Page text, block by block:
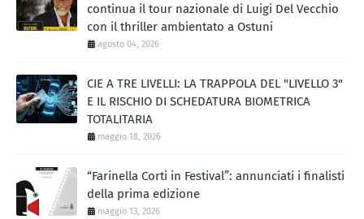
continua il tour nazionale di Luigi Del Vecchio
con il thriller ambientato a Ostuni
agosto 04, 2026
CIE A TRE LIVELLI: LA TRAPPOLA DEL "LIVELLO 3"
E IL RISCHIO DI SCHEDATURA BIOMETRICA
TOTALITARIA
maggio 18, 2026
“Farinella Corti in Festival”: annunciati i finalisti
della prima edizione
maggio 13, 2026